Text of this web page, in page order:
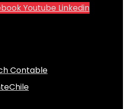
Youtube Linkedin
Contable